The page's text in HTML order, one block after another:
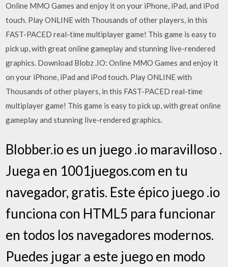
Online MMO Games and enjoy it on your iPhone, iPad, and iPod
touch. ‎Play ONLINE with Thousands of other players, in this
FAST-PACED real-time multiplayer game! This game is easy to
pick up, with great online gameplay and stunning live-rendered
graphics. Download Blobz .IO: Online MMO Games and enjoy it
on your iPhone, iPad and iPod touch. ‎Play ONLINE with
Thousands of other players, in this FAST-PACED real-time
multiplayer game! This game is easy to pick up, with great online
gameplay and stunning live-rendered graphics.
Blobber.io es un juego .io maravilloso .
Juega en 1001juegos.com en tu
navegador, gratis. Este épico juego .io
funciona con HTML5 para funcionar
en todos los navegadores modernos.
Puedes jugar a este juego en modo